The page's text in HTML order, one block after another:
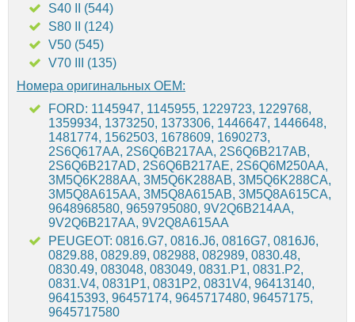
S40 II (544)
S80 II (124)
V50 (545)
V70 III (135)
Номера оригинальных OEM:
FORD: 1145947, 1145955, 1229723, 1229768,
1359934, 1373250, 1373306, 1446647, 1446648,
1481774, 1562503, 1678609, 1690273,
2S6Q617AA, 2S6Q6B217AA, 2S6Q6B217AB,
2S6Q6B217AD, 2S6Q6B217AE, 2S6Q6M250AA,
3M5Q6K288AA, 3M5Q6K288AB, 3M5Q6K288CA,
3M5Q8A615AA, 3M5Q8A615AB, 3M5Q8A615CA,
9648968580, 9659795080, 9V2Q6B214AA,
9V2Q6B217AA, 9V2Q8A615AA
PEUGEOT: 0816.G7, 0816.J6, 0816G7, 0816J6,
0829.88, 0829.89, 082988, 082989, 0830.48,
0830.49, 083048, 083049, 0831.P1, 0831.P2,
0831.V4, 0831P1, 0831P2, 0831V4, 96413140,
96415393, 96457174, 9645717480, 96457175,
9645717580